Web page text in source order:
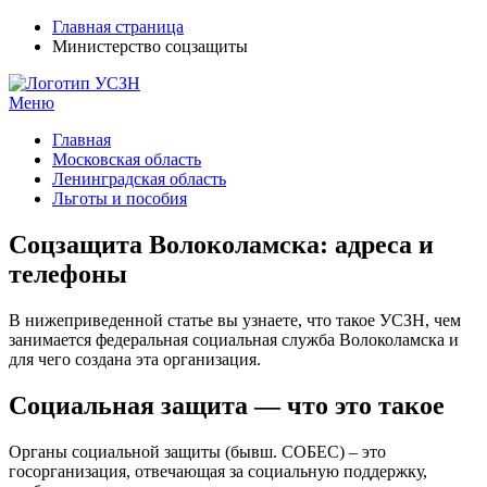
Главная страница
Министерство соцзащиты
Меню
Главная
Московская область
Ленинградская область
Льготы и пособия
Соцзащита Волоколамска: адреса и
телефоны
В нижеприведенной статье вы узнаете, что такое УСЗН, чем
занимается федеральная социальная служба Волоколамска и
для чего создана эта организация.
Социальная защита — что это такое
Органы социальной защиты (бывш. СОБЕС) – это
госорганизация, отвечающая за социальную поддержку,